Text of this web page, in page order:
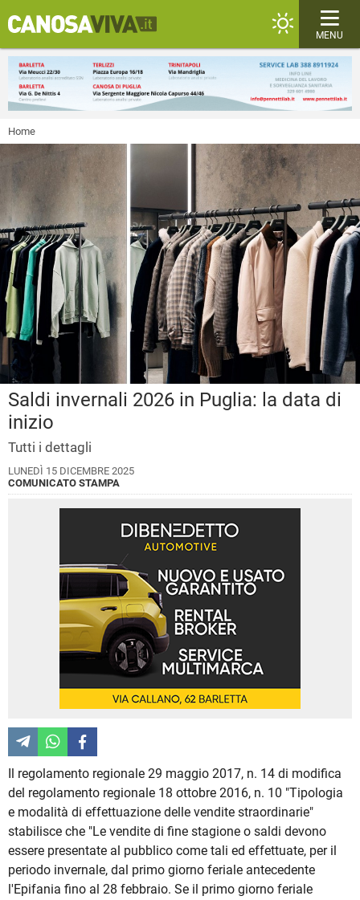
MENU
Home
Saldi invernali 2026 in Puglia: la data di
inizio
Tutti i dettagli
LUNEDÌ 15 DICEMBRE 2025
COMUNICATO STAMPA
Il regolamento regionale 29 maggio 2017, n. 14 di modifica
del regolamento regionale 18 ottobre 2016, n. 10 "Tipologia
e modalità di effettuazione delle vendite straordinarie"
stabilisce che "Le vendite di fine stagione o saldi devono
essere presentate al pubblico come tali ed effettuate, per il
periodo invernale, dal primo giorno feriale antecedente
l'Epifania fino al 28 febbraio. Se il primo giorno feriale